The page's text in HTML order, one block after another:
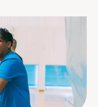
6 300,-
8 550,-